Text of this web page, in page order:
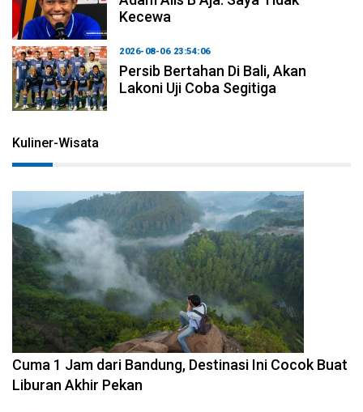
Kecewa
2026-08-06 23:54:06
Persib Bertahan Di Bali, Akan
Lakoni Uji Coba Segitiga
Kuliner-Wisata
2026-08-07 15:00:00
Cuma 1 Jam dari Bandung, Destinasi Ini Cocok Buat
Liburan Akhir Pekan